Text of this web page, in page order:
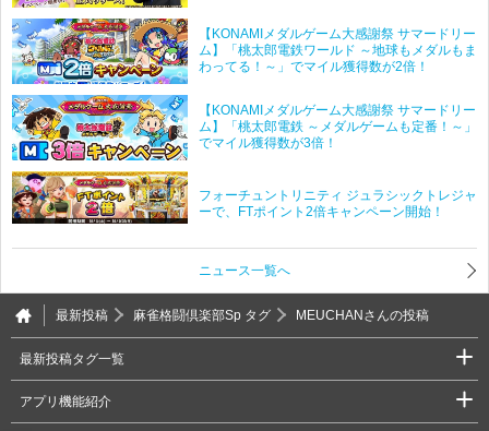
【KONAMIメダルゲーム大感謝祭 サマードリー
ム】「桃太郎電鉄ワールド ～地球もメダルもま
わってる！～」でマイル獲得数が2倍！
【KONAMIメダルゲーム大感謝祭 サマードリー
ム】「桃太郎電鉄 ～メダルゲームも定番！～」
でマイル獲得数が3倍！
フォーチュントリニティ ジュラシックトレジャ
ーで、FTポイント2倍キャンペーン開始！
ニュース一覧へ
最新投稿 麻雀格闘倶楽部Sp タグ MEUCHANさんの投稿
最新投稿タグ一覧
アプリ機能紹介